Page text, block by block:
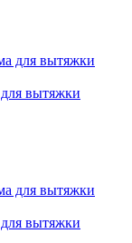
вытяжки
вытяжки